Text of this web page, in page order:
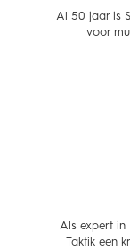
Al 50 jaar is
voor
Als expert in
Taktik een